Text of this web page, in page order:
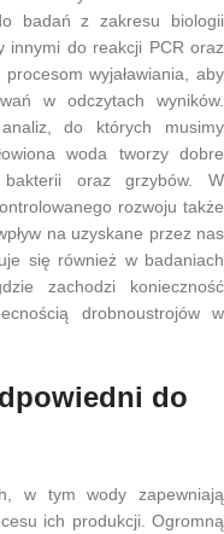
badań z zakresu biologii
innymi do reakcji PCR oraz
wyjaławiania, aby
w odczytach wyników.
do których musimy
woda tworzy dobre
oraz grzybów. W
rozwoju także
na uzyskane przez nas
się również w badaniach
zachodzi konieczność
drobnoustrojów w
do
w tym wody zapewniają
ich produkcji. Ogromną